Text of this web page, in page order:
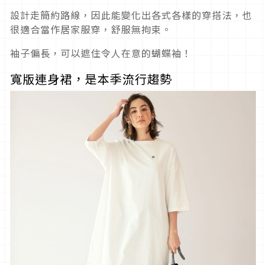
設計走簡約路線，因此能變化出各式各樣的穿搭法，也
很適合當作居家服穿，舒服無拘束。
袖子偏長，可以遮住令人在意的蝴蝶袖！
寬版連身裙，是本季流行趨勢